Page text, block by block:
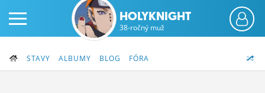
HOLYKNIGHT
38-ročný muž
STAVY ALBUMY BLOG FÓRA